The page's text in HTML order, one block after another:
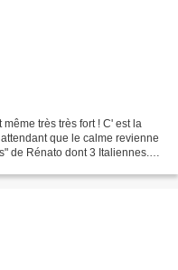
très très fort ! C' est la
que le calme revienne
de Rénato dont 3 Italiennes.